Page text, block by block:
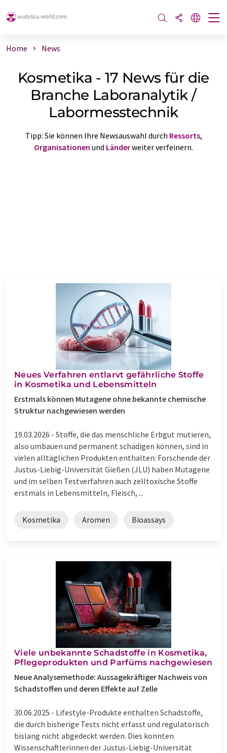
Home News
Kosmetika - 17 News für die
Branche Laboranalytik /
Labormesstechnik
Tipp: Sie können Ihre Newsauswahl durch Ressorts,
Organisationen und Länderweiter verfeinern.
Neues Verfahren entlarvt gefährliche Stoffe
in Kosmetika und Lebensmitteln
Erstmals können Mutagene ohne bekannte chemische
Struktur nachgewiesen werden
19.03.2026 - Stoffe, die das menschliche Erbgut mutieren,
also umbauen und permanent schädigen können, sind in
vielen alltäglichen Produkten enthalten: Forschende der
Justus-Liebig-Universität Gießen (JLU) haben Mutagene
und im selben Testverfahren auch zelltoxische Stoffe
erstmals in Lebensmitteln, Fleisch, ...
Kosmetika Aromen Bioassays
Viele unbekannte Schadstoffe in Kosmetika,
Pflegeprodukten und Parfüms nachgewiesen
Neue Analysemethode: Aussagekräftiger Nachweis von
Schadstoffen und deren Effekte auf Zelle
30.06.2025 - Lifestyle-Produkte enthalten Schadstoffe,
die durch bisherige Tests nicht erfasst und regulatorisch
bislang nicht abgedeckt werden. Dies konnten
Wissenschaftlerinnen der Justus-Liebig-Universität